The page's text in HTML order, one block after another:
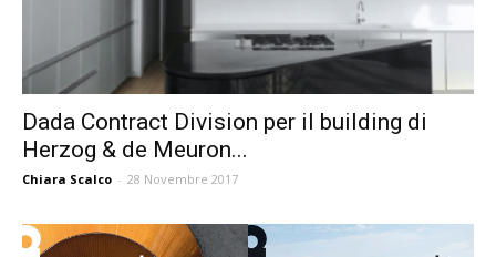
Dada Contract Division per il building di
Herzog & de Meuron...
Chiara Scalco - 28 Novembre 2017